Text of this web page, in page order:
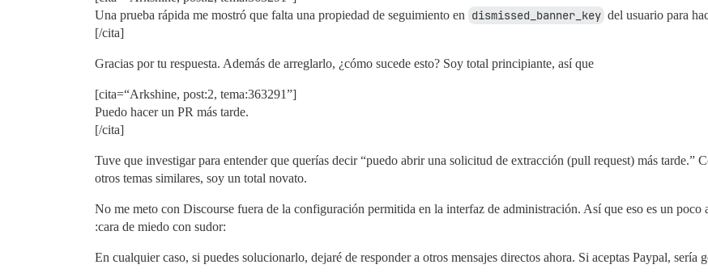
Una prueba rápida me mostró que falta una propiedad de seguimiento en dismissed_banner_key del usuario para
[/cita]
Gracias por tu respuesta. Además de arreglarlo, ¿cómo sucede esto? Soy total principiante, así que
[cita=“Arkshine, post:2, tema:363291”]
Puedo hacer un PR más tarde.
[/cita]
Tuve que investigar para entender que querías decir “puedo abrir una solicitud de extracción (pull request) más tarde.”
otros temas similares, soy un total novato.
No me meto con Discourse fuera de la configuración permitida en la interfaz de administración. Así que eso es un poco
:cara de miedo con sudor:
En cualquier caso, si puedes solucionarlo, dejaré de responder a otros mensajes directos ahora. Si aceptas Paypal, sería